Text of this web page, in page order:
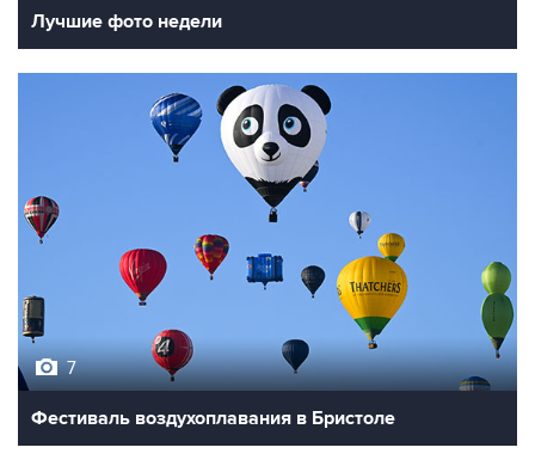
Лучшие фото недели
7
Фестиваль воздухоплавания в Бристоле